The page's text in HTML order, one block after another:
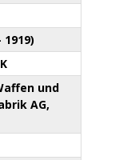
und
AG,